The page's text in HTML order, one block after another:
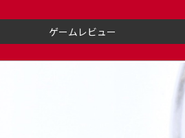
ゲームレビュー